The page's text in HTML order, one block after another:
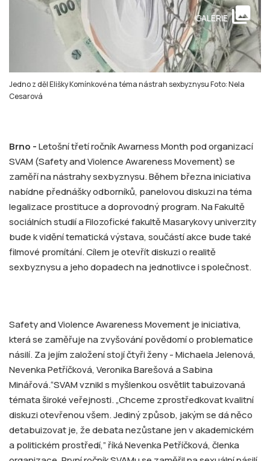
Jedno z děl Elišky Komínkové na téma nástrah sexbyznysu Foto: Nela
Cesarová
GALERIE collections
Brno -Letošní třetí ročník Awarness Month pod organizací
SVAM (Safety and Violence Awareness Movement) se
zaměří na nástrahy sexbyznysu. Během března iniciativa
nabídne přednášky odborníků, panelovou diskuzi na téma
legalizace prostituce a doprovodný program. Na Fakultě
sociálních studií a Filozofické fakultě Masarykovy univerzity
bude k vidění tematická výstava, součástí akce bude také
filmové promítání. Cílem je otevřít diskuzi o realitě
sexbyznysu a jeho dopadech na jednotlivce i společnost.
Safety and Violence Awareness Movement je iniciativa,
která se zaměřuje na zvyšování povědomí o problematice
násilí. Za jejím založení stojí čtyři ženy - Michaela Jelenová,
Nevenka Petříčková, Veronika Barešová a Sabina
Minářová.“SVAM vznikl s myšlenkou osvětlit tabuizovaná
témata široké veřejnosti. „Chceme zprostředkovat kvalitní
diskuzi otevřenou všem. Jediný způsob, jakým se dá něco
detabuizovat je, že debata nezůstane jen v akademickém
a politickém prostředí,” říká Nevenka Petříčková, členka